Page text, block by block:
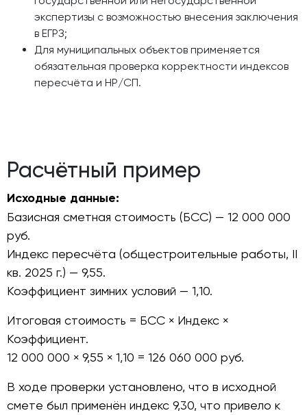
экспертизы с возможностью внесения заключения
в ЕГРЗ;
Для муниципальных объектов применяется
обязательная проверка корректности индексов
пересчёта и НР/СП.
Расчётный пример
Исходные данные:
Базисная сметная стоимость (БСС) — 12 000 000
руб.
Индекс пересчёта (общестроительные работы, II
кв. 2025 г.) — 9,55.
Коэффициент зимних условий — 1,10.
Итоговая стоимость = БСС × Индекс ×
Коэффициент.
12 000 000 × 9,55 × 1,10 = 126 060 000 руб.
В ходе проверки установлено, что в исходной
смете был применён индекс 9,30, что привело к